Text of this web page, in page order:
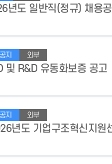
년도 일반직(정규) 채용
지 외부
및 R&D 유동화보증 공고
지 외부
년도 기업구조혁신지원